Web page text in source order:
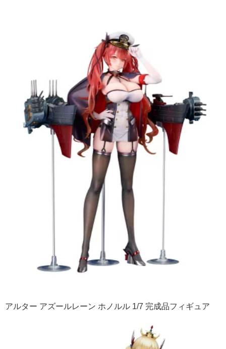
アルター アズールレーン ホノルル 1/7 完成品フィギュア